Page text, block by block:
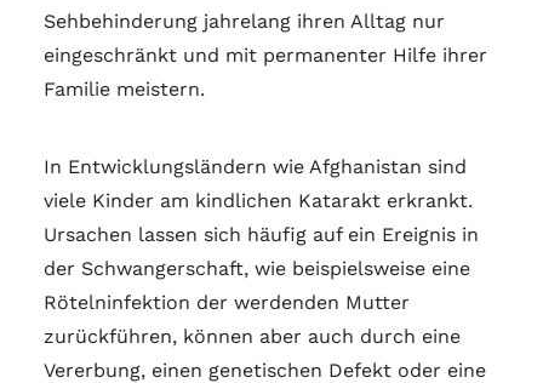
Sehbehinderung jahrelang ihren Alltag nur
eingeschränkt und mit permanenter Hilfe ihrer
Familie meistern.
In Entwicklungsländern wie Afghanistan sind
viele Kinder am kindlichen Katarakt erkrankt.
Ursachen lassen sich häufig auf ein Ereignis in
der Schwangerschaft, wie beispielsweise eine
Rötelninfektion der werdenden Mutter
zurückführen, können aber auch durch eine
Vererbung, einen genetischen Defekt oder eine